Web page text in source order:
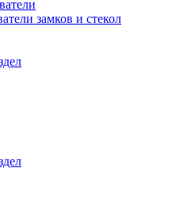
замков и стекол